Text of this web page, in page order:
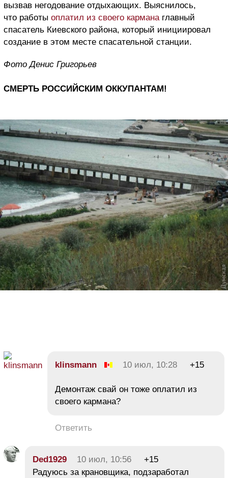
вызвав негодование отдыхающих. Выяснилось,
что работы оплатил из своего карманаглавный
спасатель Киевского района, который инициировал
создание в этом месте спасательной станции.
Фото Денис Григорьев
СМЕРТЬ РОССИЙСКИМ ОККУПАНТАМ!
klinsmann 10 июл, 10:28 +15
Демонтаж свай он тоже оплатил из
своего кармана?
Ответить
Ded1929 10 июл, 10:56
+15
Радуюсь за крановщика, подзаработал